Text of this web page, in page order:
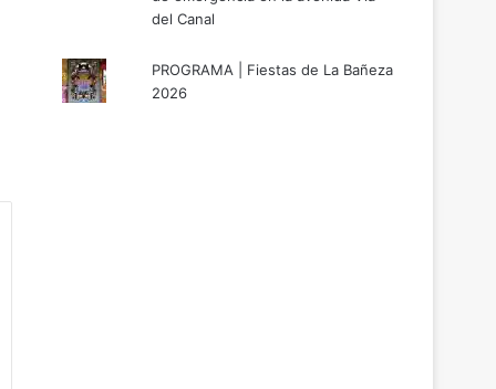
del Canal
PROGRAMA | Fiestas de La Bañeza
2026